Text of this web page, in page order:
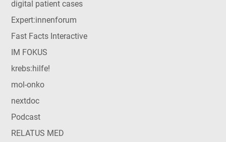
digital patient cases
Expert:innenforum
Fast Facts Interactive
IM FOKUS
krebs:hilfe!
mol-onko
nextdoc
Podcast
RELATUS MED